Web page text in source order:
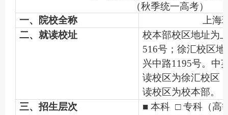
（秋季统一高考）
一、院校全称
上海
二、就读校址
校本部校区地址为
516号；徐汇校区
兴中路1195号。中
读校区为徐汇校区
读校区为校本部。
三、招生层次
■ 本科 □ 专科（高